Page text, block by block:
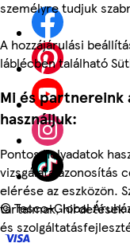
személyre tudjuk
A hozzájárulási
láblécben található
Mi és partnereink
használjuk:
Pontos helyadatok
vizsgálata azonosítás
elérése az eszközön.
tartalmak, hirdetések
és
©Tesco-Global